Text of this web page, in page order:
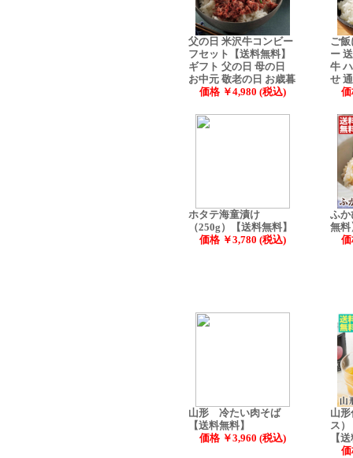
父の日 米沢牛コンビー
フセット【送料無料】
ギフト 父の日 母の日
お中元 敬老の日 お歳暮
価格 ￥4,980 (税込)
ご
ー
牛
せ
価
ホタテ海童漬け
（250g）【送料無料】
価格 ￥3,780 (税込)
ふか
無料
価
山形 冷たい肉そば
【送料無料】
価格 ￥3,960 (税込)
山
ス
【
価